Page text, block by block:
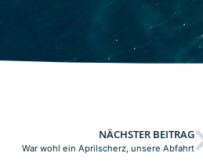
NÄCHSTER BEITRAG
War wohl ein Aprilscherz, unsere Abfahrt